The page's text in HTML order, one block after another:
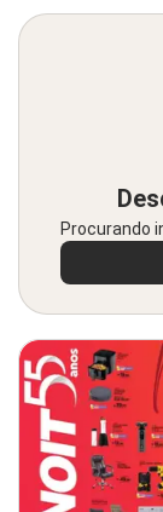
Procurando